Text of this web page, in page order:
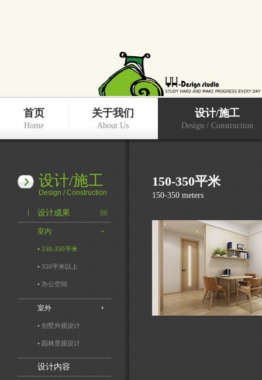
首页
Home
关于我们
About Us
设计/施工
Design / Construction
设计/施工
Design / Construction
设计成果
室内
▪ 150-350平米
▪ 350平米以上
▪ 办公空间
室外
▪ 别墅外观设计
▪ 园林景观设计
设计内容
150-350平米
150-350 meters